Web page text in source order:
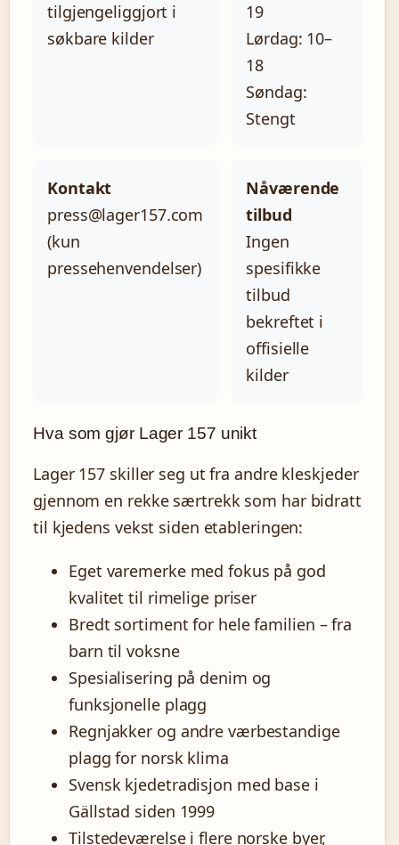
tilgjengeliggjort i
søkbare kilder
19
Lørdag: 10–
18
Søndag:
Stengt
Kontakt
press@lager157.com
(kun
pressehenvendelser)
Nåværende
tilbud
Ingen
spesifikke
tilbud
bekreftet i
offisielle
kilder
Hva som gjør Lager 157 unikt
Lager 157 skiller seg ut fra andre kleskjeder
gjennom en rekke særtrekk som har bidratt
til kjedens vekst siden etableringen:
Eget varemerke med fokus på god
kvalitet til rimelige priser
Bredt sortiment for hele familien – fra
barn til voksne
Spesialisering på denim og
funksjonelle plagg
Regnjakker og andre værbestandige
plagg for norsk klima
Svensk kjedetradisjon med base i
Gällstad siden 1999
Tilstedeværelse i flere norske byer,